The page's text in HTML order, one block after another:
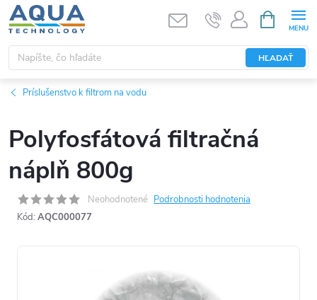
Prejsť
na
obsah
HĽADAŤ
KOŠÍK
Príslušenstvo k filtrom na vodu
Polyfosfátová filtračná
náplň 800g
Neohodnotené Podrobnosti hodnotenia
Kód: AQC000077